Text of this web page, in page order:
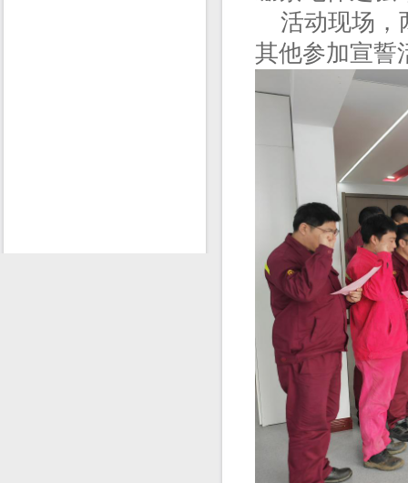
活动现场，
其他参加宣誓